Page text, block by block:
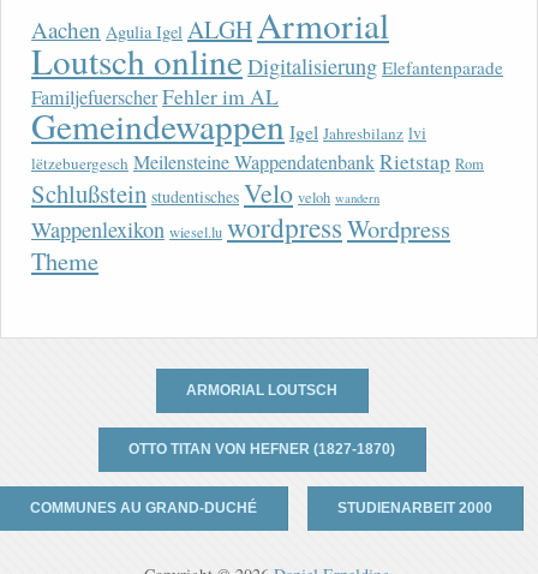
Aachen Agulia Igel ALGHArmorial
Loutsch onlineDigitalisierung Elefantenparade
FamiljefuerscherFehler im AL
Gemeindewappen Igel Jahresbilanz lvi
lëtzebuergesch Meilensteine WappendatenbankRietstap Rom
Schlußstein studentisches Velo veloh wandern
Wappenlexikon wiesel.lu wordpressWordpress
Theme
ARMORIAL LOUTSCH
OTTO TITAN VON HEFNER (1827-1870)
COMMUNES AU GRAND-DUCHÉ STUDIENARBEIT 2000